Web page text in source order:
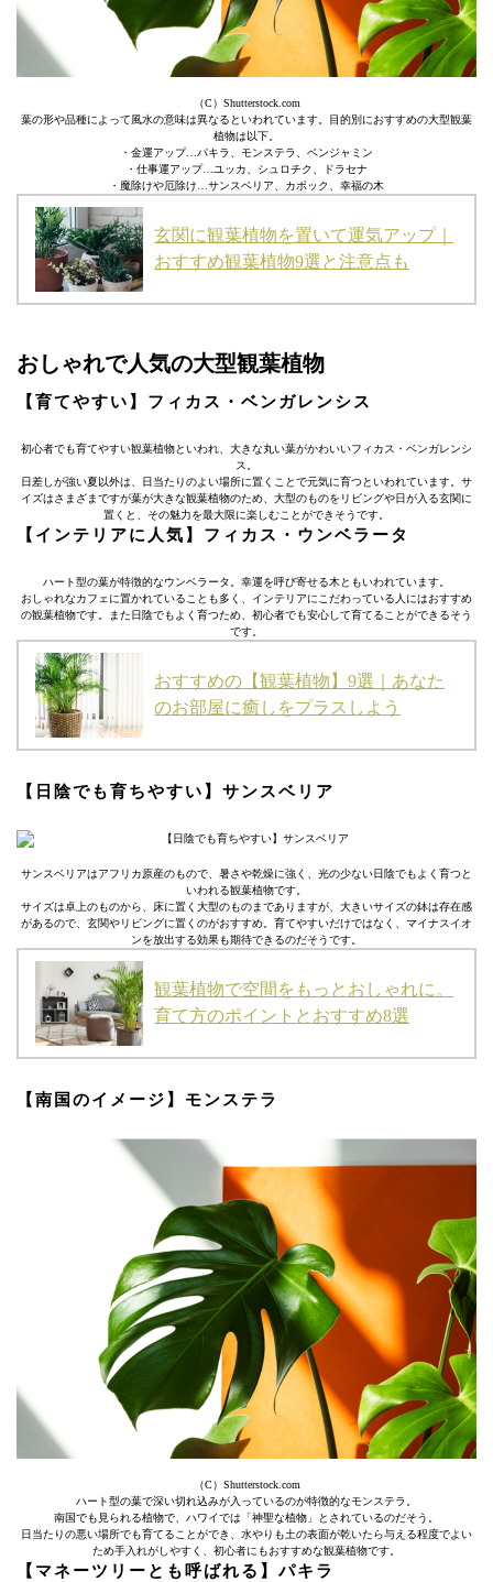
（C）Shutterstock.com
葉の形や品種によって風水の意味は異なるといわれています。目的別におすすめの大型観葉
植物は以下。
・金運アップ…パキラ、モンステラ、ベンジャミン
・仕事運アップ…ユッカ、シュロチク、ドラセナ
・魔除けや厄除け…サンスベリア、カポック、幸福の木
玄関に観葉植物を置いて運気アップ｜
おすすめ観葉植物9選と注意点も
おしゃれで人気の大型観葉植物
【育てやすい】フィカス・ベンガレンシス
初心者でも育てやすい観葉植物といわれ、大きな丸い葉がかわいいフィカス・ベンガレンシ
ス。
日差しが強い夏以外は、日当たりのよい場所に置くことで元気に育つといわれています。サ
イズはさまざまですが葉が大きな観葉植物のため、大型のものをリビングや日が入る玄関に
置くと、その魅力を最大限に楽しむことができそうです。
【インテリアに人気】フィカス・ウンベラータ
ハート型の葉が特徴的なウンベラータ。幸運を呼び寄せる木ともいわれています。
おしゃれなカフェに置かれていることも多く、インテリアにこだわっている人にはおすすめ
の観葉植物です。また日陰でもよく育つため、初心者でも安心して育てることができるそう
です。
おすすめの【観葉植物】9選｜あなた
のお部屋に癒しをプラスしよう
【日陰でも育ちやすい】サンスベリア
サンスベリアはアフリカ原産のもので、暑さや乾燥に強く、光の少ない日陰でもよく育つと
いわれる観葉植物です。
サイズは卓上のものから、床に置く大型のものまでありますが、大きいサイズの鉢は存在感
があるので、玄関やリビングに置くのがおすすめ。育てやすいだけではなく、マイナスイオ
ンを放出する効果も期待できるのだそうです。
観葉植物で空間をもっとおしゃれに。
育て方のポイントとおすすめ8選
【南国のイメージ】モンステラ
（C）Shutterstock.com
ハート型の葉で深い切れ込みが入っているのが特徴的なモンステラ。
南国でも見られる植物で、ハワイでは「神聖な植物」とされているのだそう。
日当たりの悪い場所でも育てることができ、水やりも土の表面が乾いたら与える程度でよい
ため手入れがしやすく、初心者にもおすすめな観葉植物です。
【マネーツリーとも呼ばれる】パキラ